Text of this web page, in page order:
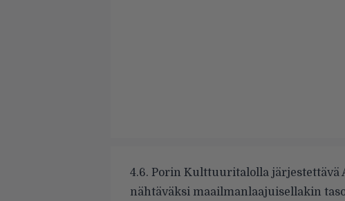
4.6. Porin Kulttuuritalolla järjestettävä
nähtäväksi maailmanlaajuisellakin